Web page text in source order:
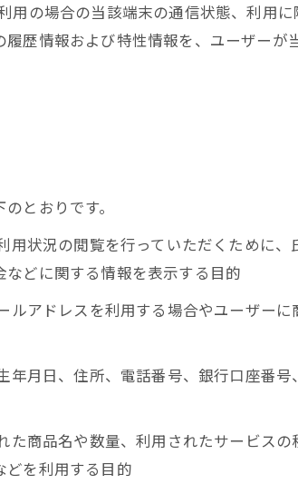
用の場合の当該端末の通信状態、利用
歴情報および特性情報を、ユーザー
とおりです。
用状況の閲覧を行っていただくために
どに関する情報を表示する目的
ルアドレスを利用する場合やユーザー
年月日、住所、電話番号、銀行口座番
た商品名や数量、利用されたサービス
どを利用する目的